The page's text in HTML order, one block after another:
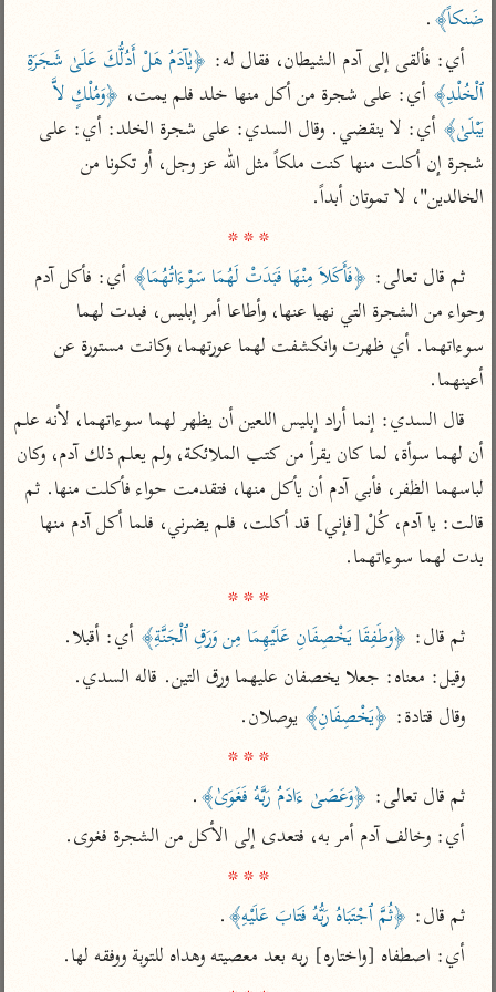
جمع الأقوال
تفسير ابن الجوزي
تفسير الماوردي
منتقاة
تفسير ابن القيم
عامّة
تفسير السمعاني
تفسير مكّي
محاسن التأويل
للقاسمي
تفسير الثعالبي
تفسير السمرقندي
تفسير الثعلبي
تفسير الرازي
أخرى
أضواء البيان
لغة وبلاغة
التحرير والتنوير
المحرر الوجيز لابن
عطية
البحر المحيط لأبي
حيان
البسيط للواحدي
تفسير أبي السعود
الكشاف للزمخشري
تفسير ابن عثيمين
مركَّزة العبارة
تفسير الجلالين
جامع البيان للإيجي
تفسير النسفي
الوجيز للواحدي
تفسير ابن أبي زمنين
آثار
موسوعة التفسير
المأثور
الدر المنثور
تفسير قتادة
تليجرام
تعليمات• عن الباحث القرآني
ضَنكاً﴾.
أي: فألقى إلى آدم الشيطان، فقال له:
ٱلْخُلْدِ﴾ أي: على شجرة من أكل منها خلد فلم يمت،
﴿وَمُلْكٍ لاَّ
يَبْلَىٰ﴾
الخالدين"، لا تموتان أبداً.
* * *
ثم قال تعالى: ﴿فَأَكَلاَ مِنْهَا فَبَدَتْ لَهُمَا سَوْءَاتُهُمَا﴾
أعينهما.
بدت لهما سوءاتهما.
* * *
ثم قال: ﴿وَطَفِقَا يَخْصِفَانِ عَلَيْهِمَا مِن وَرَقِ ٱلْجَنَّةِ﴾ أي: أقبلا.
وقيل: معناه: جعلا يخصفان عليهما ورق التين. قاله السدي.
وقال قتادة: ﴿يَخْصِفَانِ﴾ يوصلان.
* * *
ثم قال تعالى: ﴿وَعَصَىٰ ءَادَمُ رَبَّهُ فَغَوَىٰ﴾.
أي: وخالف آدم أمر به، فتعدى إلى الأكل من الشجرة فغوى.
* * *
ثم قال: ﴿ثُمَّ ٱجْتَبَاهُ رَبُّهُ فَتَابَ عَلَيْهِ﴾.
أي: اصطفاه [واختاره] ربه بعد معصيته وهداه للتوبة ووفقه لها.